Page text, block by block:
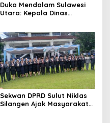
Duka Mendalam Sulawesi
Utara: Kepala Dinas
Sekwan DPRD Sulut Niklas
Silangen Ajak Masyarakat